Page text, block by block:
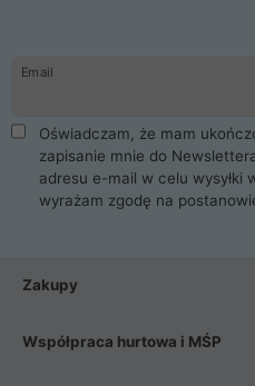
Email
Oświadczam, że mam
zapisanie mnie do
adresu e-mail w celu wysyłki
wyrażam zgodę na
Zakupy
Współpraca hurtowa i MŚP